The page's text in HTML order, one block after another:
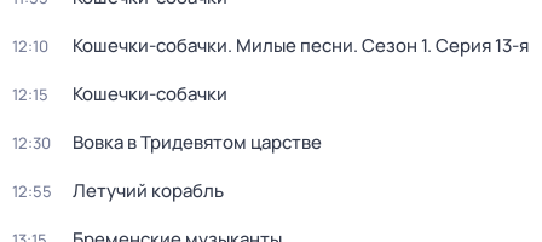
12:10 Кошечки-собачки. Милые песни. Сезон 1. Серия 13-я
12:15 Кошечки-собачки
12:30 Вовка в Тридевятом царстве
12:55 Летучий корабль